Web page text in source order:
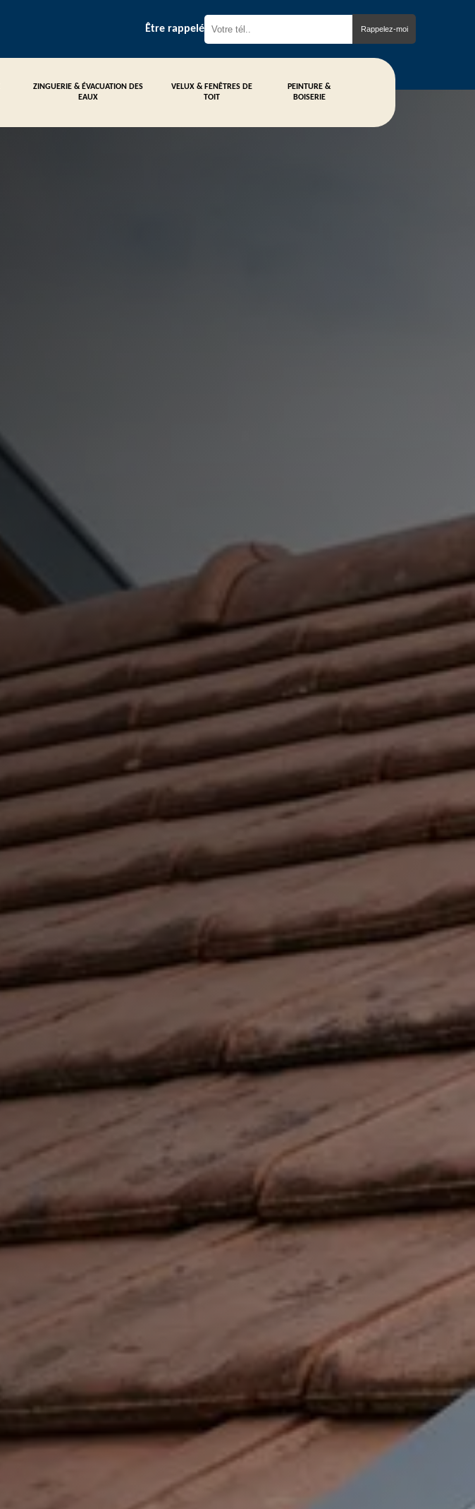
Être rappelé
ZINGUERIE & ÉVACUATION DES
EAUX
VELUX & FENÊTRES DE
TOIT
PEINTURE &
BOISERIE